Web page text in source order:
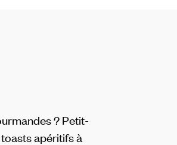
? Petit-
apéritifs à